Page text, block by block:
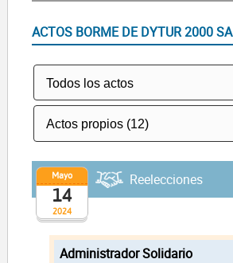
ACTOS BORME DE DYTUR 2000 SA
2024
Mayo
14
Reelecciones
Administrador Solidario